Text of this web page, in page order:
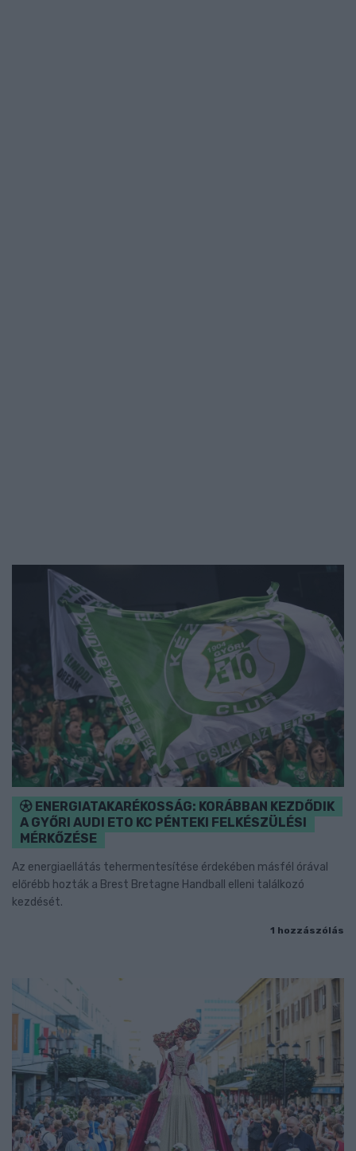
ENERGIATAKARÉKOSSÁG: KORÁBBAN KEZDŐDIK
A GYŐRI AUDI ETO KC PÉNTEKI FELKÉSZÜLÉSI
MÉRKŐZÉSE
Az energiaellátás tehermentesítése érdekében másfél órával
előrébb hozták a Brest Bretagne Handball elleni találkozó
kezdését.
1 hozzászólás